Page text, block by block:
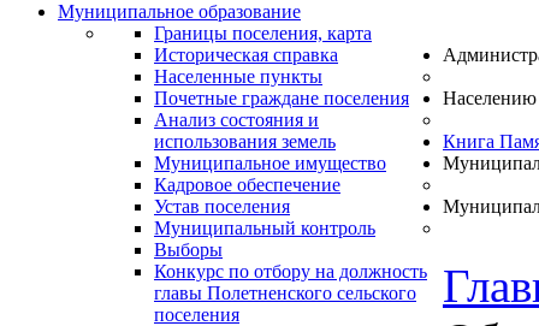
Муниципальное образование
Границы поселения, карта
Историческая справка
Населенные пункты
Почетные граждане поселения
Анализ состояния и
использования земель
Муниципальное имущество
Кадровое обеспечение
Устав поселения
Муниципальный контроль
Выборы
Конкурс по отбору на должность
главы Полетненского сельского
поселения
Населению
Книга